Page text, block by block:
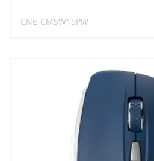
CNE-CMSW15PW